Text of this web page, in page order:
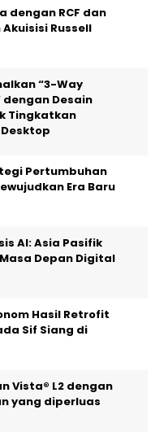
dengan RCF dan
Akuisisi Russell
“3-Way
dengan Desain
Tingkatkan
Pertumbuhan
Era Baru
AI: Asia Pasifik
Depan Digital
Hasil Retrofit
Sif Siang di
Vista® L2 dengan
yang diperluas